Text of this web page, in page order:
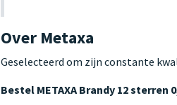
Over Metaxa
Geselecteerd om zijn constante
Bestel METAXA Brandy 12 sterren